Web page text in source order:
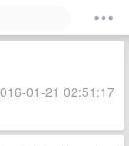
01-21 02:51:17